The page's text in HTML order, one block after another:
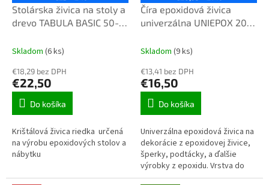
Stolárska živica na stoly a
drevo TABULA BASIC 50-
Skladom (6 ks)
€18,29 bez DPH
€22,50
Do košíka
Krištálová živica riedka určená
na výrobu epoxidových stolov a
nábytku
Číra epoxidová živica
univerzálna UNIEPOX 20-
Skladom (9 ks)
€13,41 bez DPH
€16,50
Do košíka
Univerzálna epoxidová živica na
dekorácie z epoxidovej živice,
šperky, podtácky, a ďalšie
výrobky z epoxidu. Vrstva do
výšky 20mm.